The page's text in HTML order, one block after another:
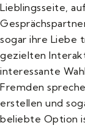
Lieblingsseite,
sogar ihre Liebe
gezielten
interessante
Fremden
erstellen und
beliebte Option